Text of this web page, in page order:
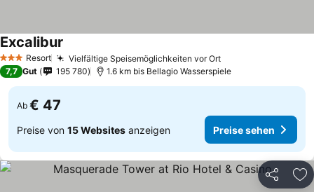
3 SterneResort Vielfältige Speisemöglichkeiten vor Ort
Excalibur
7,7 Gut 195 780 1.6 km bis Bellagio Wasserspiele
Ab € 47
Preise von 15 Websites anzeigen Preise sehen
Teilen